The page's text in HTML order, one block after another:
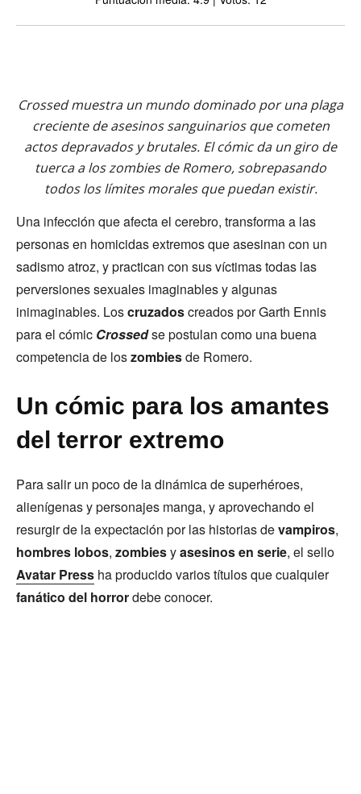
Crossed muestra un mundo dominado por una plaga
creciente de asesinos sanguinarios que cometen
actos depravados y brutales. El cómic da un giro de
tuerca a los zombies de Romero, sobrepasando
todos los límites morales que puedan existir.
Una infección que afecta el cerebro, transforma a las
personas en homicidas extremos que asesinan con un
sadismo atroz, y practican con sus víctimas todas las
perversiones sexuales imaginables y algunas
inimaginables. Loscruzadoscreados por Garth Ennis
para el cómic Crossedse postulan como una buena
competencia de loszombiesde Romero.
Un cómic para los amantes
del terror extremo
Para salir un poco de la dinámica de superhéroes,
alienígenas y personajes manga, y aprovechando el
resurgir de la expectación por las historias devampiros,
hombres lobos, zombiesyasesinos en serie, el sello
Avatar Press ha producido varios títulos que cualquier
fanático del horrordebe conocer.